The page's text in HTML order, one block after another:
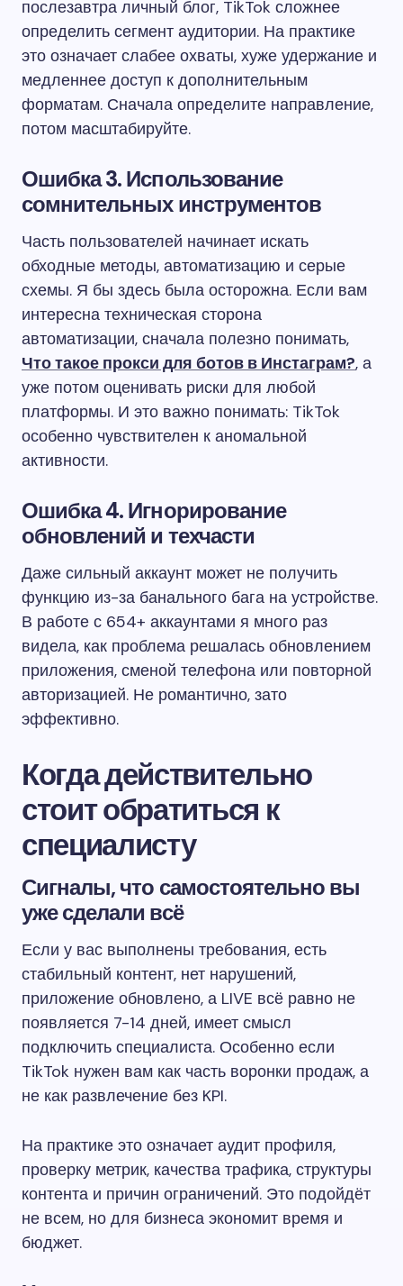
послезавтра личный блог, TikTok сложнее
определить сегмент аудитории. На практике
это означает слабее охваты, хуже удержание и
медленнее доступ к дополнительным
форматам. Сначала определите направление,
потом масштабируйте.
Ошибка 3. Использование
сомнительных инструментов
Часть пользователей начинает искать
обходные методы, автоматизацию и серые
схемы. Я бы здесь была осторожна. Если вам
интересна техническая сторона
автоматизации, сначала полезно понимать,
Что такое прокси для ботов в Инстаграм?, а
уже потом оценивать риски для любой
платформы. И это важно понимать: TikTok
особенно чувствителен к аномальной
активности.
Ошибка 4. Игнорирование
обновлений и техчасти
Даже сильный аккаунт может не получить
функцию из-за банального бага на устройстве.
В работе с 654+ аккаунтами я много раз
видела, как проблема решалась обновлением
приложения, сменой телефона или повторной
авторизацией. Не романтично, зато
эффективно.
Когда действительно
стоит обратиться к
специалисту
Сигналы, что самостоятельно вы
уже сделали всё
Если у вас выполнены требования, есть
стабильный контент, нет нарушений,
приложение обновлено, а LIVE всё равно не
появляется 7-14 дней, имеет смысл
подключить специалиста. Особенно если
TikTok нужен вам как часть воронки продаж, а
не как развлечение без KPI.
На практике это означает аудит профиля,
проверку метрик, качества трафика, структуры
контента и причин ограничений. Это подойдёт
не всем, но для бизнеса экономит время и
бюджет.